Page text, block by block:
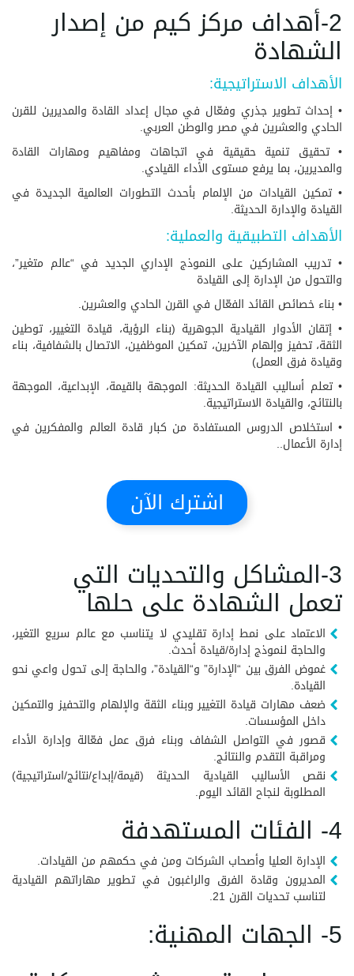
2-أهداف مركز كيم من إصدار
الشهادة
الأهداف الاستراتيجية:
• إحداث تطوير جذري وفعّال في مجال إعداد القادة والمديرين للقرن
الحادي والعشرين في مصر والوطن العربي.
• تحقيق تنمية حقيقية في اتجاهات ومفاهيم ومهارات القادة
والمديرين، بما يرفع مستوى الأداء القيادي.
• تمكين القيادات من الإلمام بأحدث التطورات العالمية الجديدة في
القيادة والإدارة الحديثة.
الأهداف التطبيقية والعملية:
• تدريب المشاركين على النموذج الإداري الجديد في “عالم متغير”،
والتحول من الإدارة إلى القيادة
• بناء خصائص القائد الفعّال في القرن الحادي والعشرين.
• إتقان الأدوار القيادية الجوهرية (بناء الرؤية، قيادة التغيير، توطين
الثقة، تحفيز وإلهام الآخرين، تمكين الموظفين، الاتصال بالشفافية، بناء
وقيادة فرق العمل)
• تعلم أساليب القيادة الحديثة: الموجهة بالقيمة، الإبداعية، الموجهة
بالنتائج، والقيادة الاستراتيجية.
• استخلاص الدروس المستفادة من كبار قادة العالم والمفكرين في
إدارة الأعمال..
اشترك الآن
3-المشاكل والتحديات التي
تعمل الشهادة على حلها
الاعتماد على نمط إدارة تقليدي لا يتناسب مع عالم سريع التغير،
والحاجة لنموذج إدارة/قيادة أحدث.
غموض الفرق بين “الإدارة” و“القيادة”، والحاجة إلى تحول واعي نحو
القيادة.
ضعف مهارات قيادة التغيير وبناء الثقة والإلهام والتحفيز والتمكين
داخل المؤسسات.
قصور في التواصل الشفاف وبناء فرق عمل فعّالة وإدارة الأداء
ومراقبة التقدم والنتائج.
نقص الأساليب القيادية الحديثة (قيمة/إبداع/نتائج/استراتيجية)
المطلوبة لنجاح القائد اليوم.
4- الفئات المستهدفة
الإدارة العليا وأصحاب الشركات ومن في حكمهم من القيادات.
المديرون وقادة الفرق والراغبون في تطوير مهاراتهم القيادية
لتناسب تحديات القرن 21.
5- الجهات المهنية: